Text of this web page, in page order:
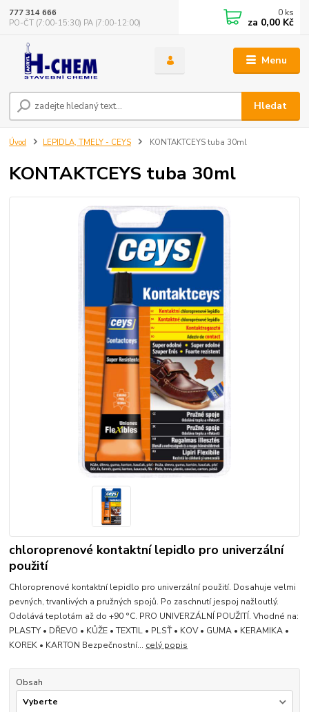
Menu
Hledat
777 314 666
PO-ČT (7:00-15:30) PA (7:00-12:00)
0 ks
za 0,00 Kč
Úvod LEPIDLA, TMELY - CEYS KONTAKTCEYS tuba 30ml
KONTAKTCEYS tuba 30ml
chloroprenové kontaktní lepidlo pro univerzální
použití
Chloroprenové kontaktní lepidlo pro univerzální použití. Dosahuje velmi
pevných, trvanlivých a pružných spojů. Po zaschnutí jespoj nažloutlý.
Odolává teplotám až do +90 °C. PRO UNIVERZÁLNÍ POUŽITÍ. Vhodné na:
PLASTY • DŘEVO • KŮŽE • TEXTIL • PLSŤ • KOV • GUMA • KERAMIKA •
KOREK • KARTON Bezpečnostní... celý popis
Obsah